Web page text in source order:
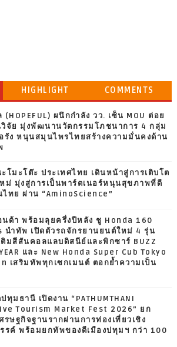
HIGHLIGHT COMMENTS
(HOPEFUL) ผนึกกำลัง วว. เซ็น MOU ต่อย
วิจัย มุ่งพัฒนานวัตกรรมโภชนาการ 4 กลุ่ม
รัง หนุนสมุนไพรไทยสร้างความมั่นคงด้าน
โมะโต๊ะ ประเทศไทย เดินหน้าสู่การเติบโต
ม่ มุ่งสู่การเป็นพาร์ตเนอร์หนุนสุขภาพที่ดี
ทย ผ่าน “AminoScience”
นด้า พร้อมลุยครึ่งปีหลัง ชู Honda 160
นำทัพ เปิดตัวรถจักรยานยนต์ใหม่ 4 รุ่น
มสีสันคอลแลบดิสนีย์และพิกซาร์ BUZZ
และ New Honda Super Cub Tokyo
เสริมทัพทุกเซกเมนต์ ตอกย้ำความเป็น
ทุมธานี เปิดงาน “PATHUMTHANI
Tourism Market Fest 2026” ยก
รษฐกิจฐานรากผ่านการท่องเที่ยวเชิง
รค์ พร้อมยกทัพของดีเมืองปทุมฯ กว่า 100